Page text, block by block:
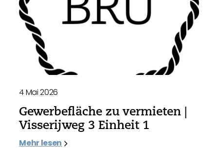
4 Mai 2026
Gewerbefläche zu vermieten |
Visserijweg 3 Einheit 1
Mehr lesen